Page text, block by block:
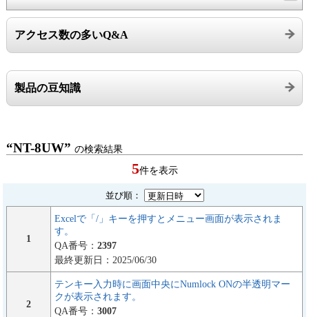
アクセス数の多いQ&A
製品の豆知識
“NT-8UW”の検索結果
5件を表示
並び順：
1
Excelで「/」キーを押すとメニュー画面が表示されま
す。
QA番号： 2397
最終更新日：2025/06/30
2
テンキー入力時に画面中央にNumlock ONの半透明マー
クが表示されます。
QA番号： 3007